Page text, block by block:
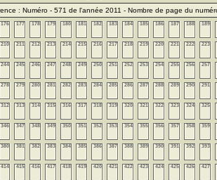
: Numéro - 571 de l'année 2011 - Nombre de page du
176 177 178 179 180 181 182 183 184 185 186 187 188 189
210 211 212 213 214 215 216 217 218 219 220 221 222 223
244 245 246 247 248 249 250 251 252 253 254 255 256 257
278 279 280 281 282 283 284 285 286 287 288 289 290 291
312 313 314 315 316 317 318 319 320 321 322 323 324 325
346 347 348 349 350 351 352 353 354 355 356 357 358 359
380 381 382 383 384 385 386 387 388 389 390 391 392 393
414 415 416 417 418 419 420 421 422 423 424 425 426 427